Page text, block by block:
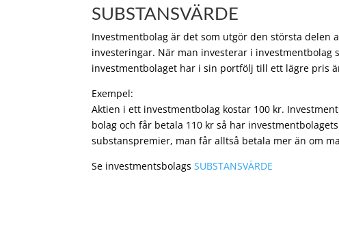
SUBSTANSVÄRDE
Investmentbolag är det som utgör den största
investeringar. När man investerar i
investmentbolaget har i sin portfölj till ett lägre pris
Exempel:
Aktien i ett investmentbolag kostar 100 kr.
bolag och får betala 110 kr så har
substanspremier, man får alltså betala mer än om
Se investmentsbolagsSUBSTANSVÄRDE